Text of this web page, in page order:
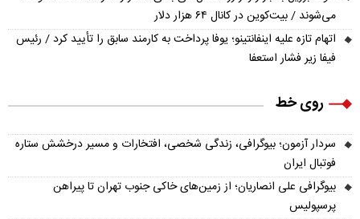
می‌شوند / بیت‌کوین در کانال ۶۴ هزار دلار
اتهام تازه علیه اینفانتینو؛ یوفا پرداخت به کارمند سابق را تأیید کرد / رئیس
فیفا زیر فشار استعفا
روی خط
سردار آزمون؛ بیوگرافی، زندگی شخصی، افتخارات و مسیر درخشش ستاره
فوتبال ایران
بیوگرافی علی انصاریان؛ از زمین‌های خاکی جنوب تهران تا پیراهن
پرسپولیس